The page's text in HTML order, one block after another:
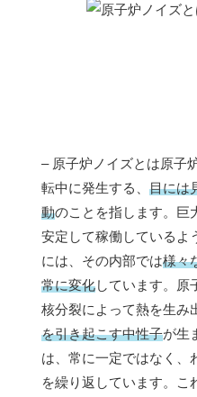
– 原子炉ノイズとは原子
転中に発生する、 目には
動のことを指します。巨
安定して稼働しているよ
には、その内部では様々
常に変化しています。原
核分裂によって熱を生み
を引き起こす中性子が生
は、常に一定ではなく、
を繰り返しています。こ